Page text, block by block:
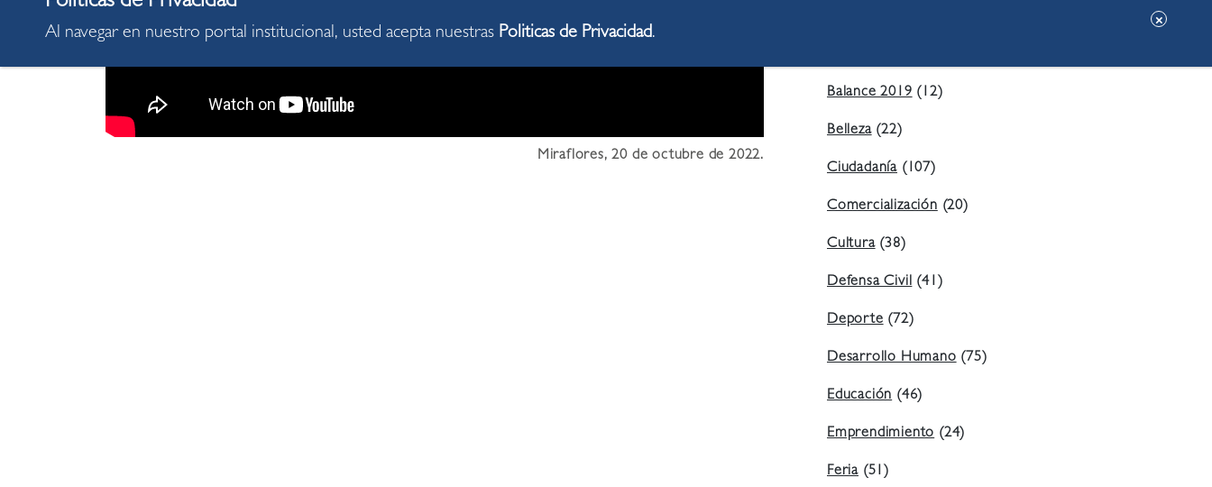
Miraflores, 20 de octubre de 2022.
Balance 2019(12)
Belleza(22)
Ciudadanía (107)
Comercialización(20)
Cultura(38)
Defensa Civil(41)
Deporte(72)
Desarrollo Humano(75)
Educación(46)
Emprendimiento(24)
Feria (51)
Al navegar en nuestro portal institucional, usted acepta nuestras Politicas de Privacidad.